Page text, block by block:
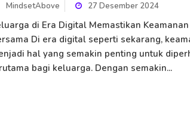
MindsetAbove 27 Desember 2024
di Era Digital Memastikan
Di era digital seperti sekarang,
hal yang semakin penting untuk
bagi keluarga. Dengan semakin...